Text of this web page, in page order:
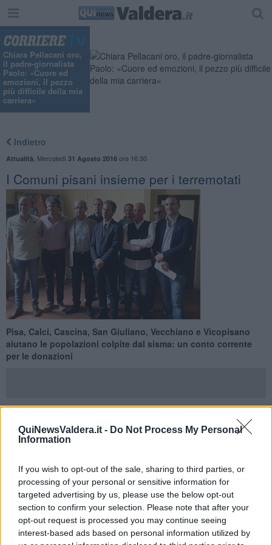
QuiNewsValdera.it - Do Not Process My Personal
Information
If you wish to opt-out of the sale, sharing to third parties, or
processing of your personal or sensitive information for
targeted advertising by us, please use the below opt-out
section to confirm your selection. Please note that after your
opt-out request is processed you may continue seeing
interest-based ads based on personal information utilized by
Chiara Pellacani oro,
il padre-giornalista
Paolo: «Cuore ed
emozioni, il pezzo
più difficile della mia
carriera»
Indietro
Attualità Mercoledì 31 Agosto 2016ore 16:30
I Comuni pisani insieme per i terremotati
Pisa, Calci, Cascina, San Giuliano, Vecchiano e Vicopisano
aiutano le popolazioni colpite dal sisma: un conto corrente
per le donazioni
PISA —I Comuni dPisa, Calci, Cascina, San Giuliano,
Vecchiano e Vicopisano
Italia.
A tal fine è stato aperto un conto corrente bancario
(IT 86 K 08562 14000 000012022877).Il primo versamento sarà
quello dei sei Comuni che apriranno la sottoscrizione.